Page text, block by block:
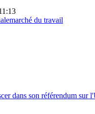
marché du travail
dans son référendum sur